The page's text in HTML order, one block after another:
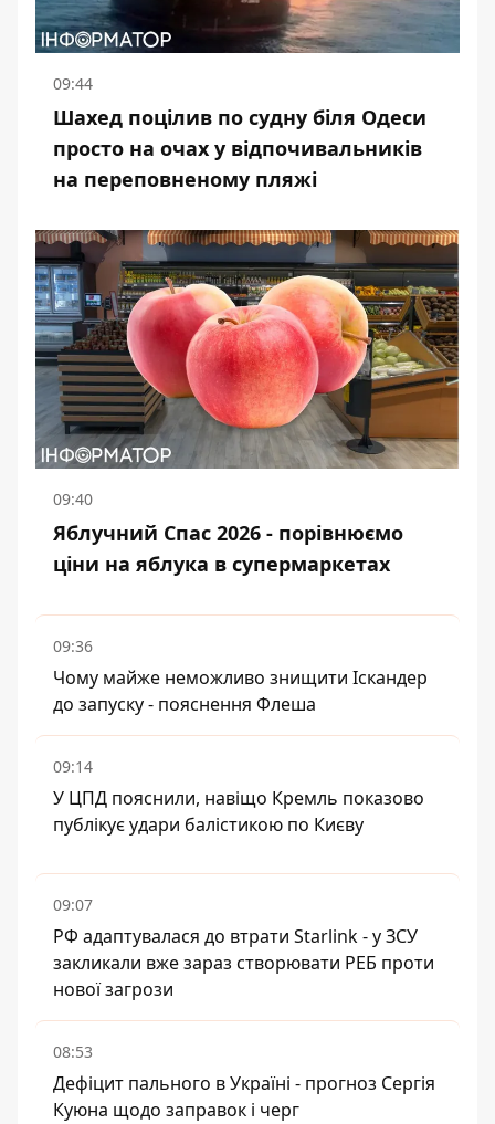
09:44
Шахед поцілив по судну біля Одеси
просто на очах у відпочивальників
на переповненому пляжі
09:40
Яблучний Спас 2026 - порівнюємо
ціни на яблука в супермаркетах
09:36
Чому майже неможливо знищити Іскандер
до запуску - пояснення Флеша
09:14
У ЦПД пояснили, навіщо Кремль показово
публікує удари балістикою по Києву
09:07
РФ адаптувалася до втрати Starlink - у ЗСУ
закликали вже зараз створювати РЕБ проти
нової загрози
08:53
Дефіцит пального в Україні - прогноз Сергія
Куюна щодо заправок і черг